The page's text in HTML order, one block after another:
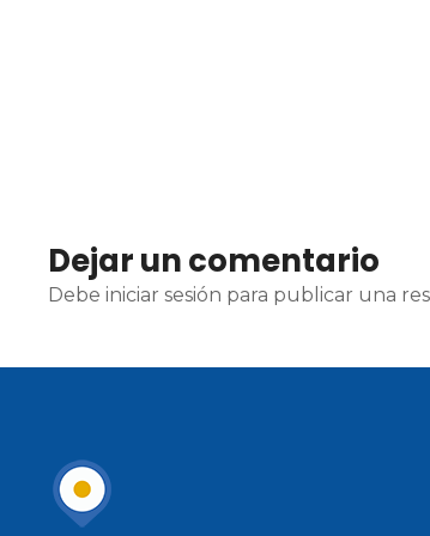
Dejar un comentario
Debe iniciar sesión para publicar una